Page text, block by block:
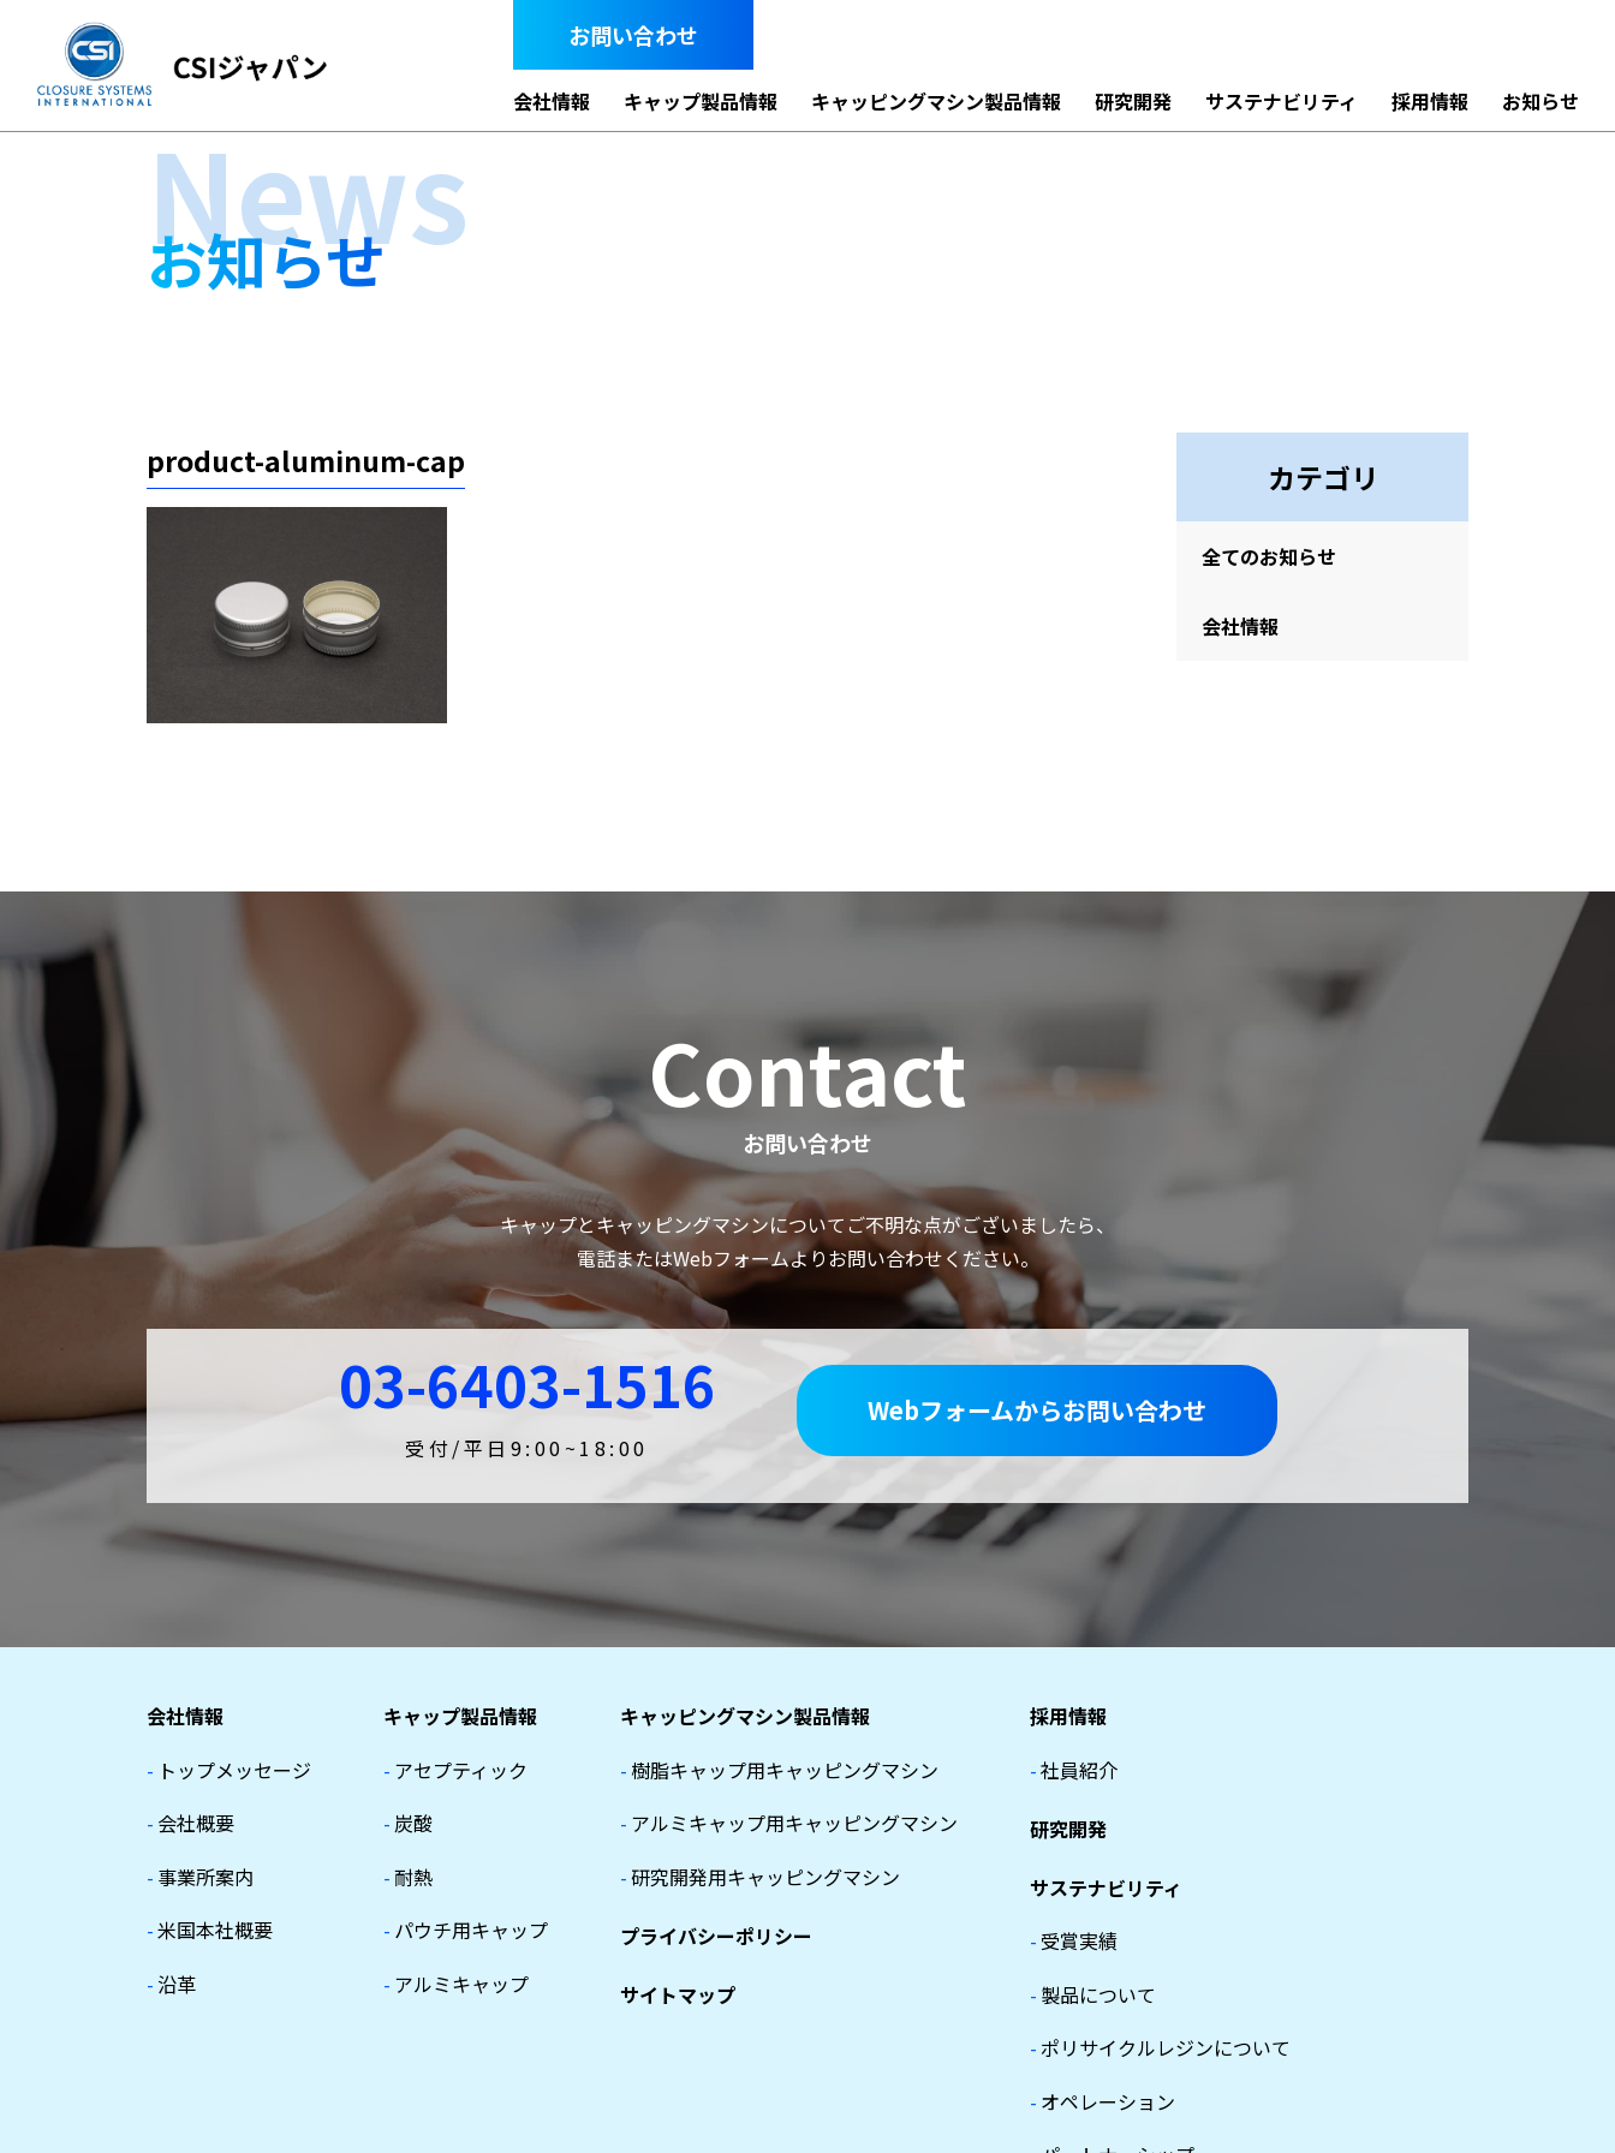
お問い合わせ
会社情報 キャップ製品情報 キャッピングマシン製品情報 研究開発 サステナビリティ 採用情報 お知らせ
News
お知らせ
product-aluminum-cap カテゴリ
全てのお知らせ
会社情報
Contact
お問い合わせ
キャップとキャッピングマシンについてご不明な点がございましたら、
電話またはWebフォームよりお問い合わせください。
03-6403-1516
受付/平日9:00~18:00
Webフォームからお問い合わせ
会社情報
- トップメッセージ
- 会社概要
- 事業所案内
-米国本社概要
- 沿革
キャップ製品情報
- アセプティック
- 炭酸
-耐熱
- パウチ用キャップ
- アルミキャップ
キャッピングマシン製品情報
- 樹脂キャップ用キャッピングマシン
- アルミキャップ用キャッピングマシン
-研究開発用キャッピングマシン
プライバシーポリシー
サイトマップ
採用情報
-社員紹介
研究開発
サステナビリティ
- 受賞実績
- 製品について
- ポリサイクルレジンについて
- オペレーション